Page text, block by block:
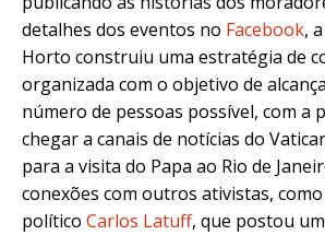
detalhes dos eventos no Facebook,
Horto construiu uma estratégia de
organizada com o objetivo de
número de pessoas possível, com a
chegar a canais de notícias do
para a visita do Papa ao Rio de
conexões com outros ativistas,
político Carlos Latuff, que postou